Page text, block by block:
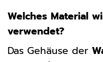
Welches Material
verwendet?
Das Gehäuse der